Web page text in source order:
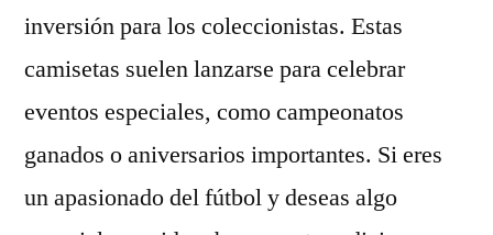
inversión para los coleccionistas. Estas
camisetas suelen lanzarse para celebrar
eventos especiales, como campeonatos
ganados o aniversarios importantes. Si eres
un apasionado del fútbol y deseas algo